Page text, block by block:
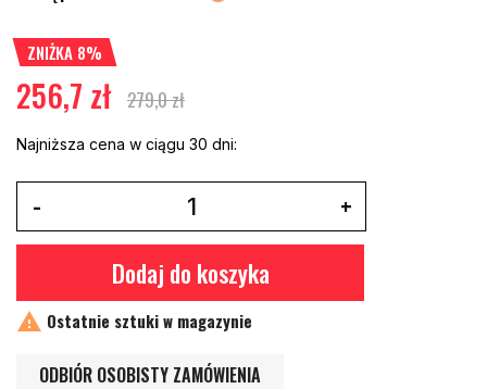
ZNIŻKA 8%
256,7 zł 279,0 zł
Najniższa cena w ciągu 30 dni:
Dodaj do koszyka
 Ostatnie sztuki w magazynie
ODBIÓR OSOBISTY ZAMÓWIENIA